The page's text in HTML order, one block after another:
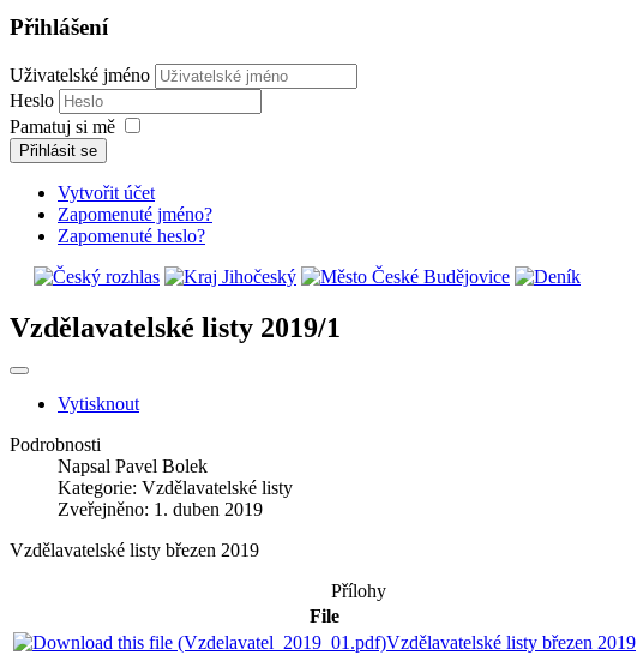
Přihlášení
Uživatelské jméno
Heslo
Pamatuj si mě
Přihlásit se
Vytvořit účet
Zapomenuté jméno?
Zapomenuté heslo?
Vzdělavatelské listy 2019/1
Vytisknout
Podrobnosti
Napsal Pavel Bolek
Kategorie: Vzdělavatelské listy
Zveřejněno: 1. duben 2019
Vzdělavatelské listy březen 2019
Přílohy
File
Vzdělavatelské listy březen 2019